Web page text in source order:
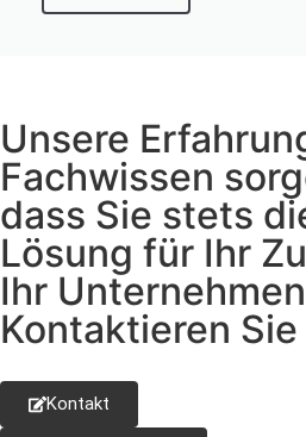
Unsere
Fachwissen
dass Sie stets
Lösung für Ihr
Ihr
Kontaktieren Sie
Kontakt